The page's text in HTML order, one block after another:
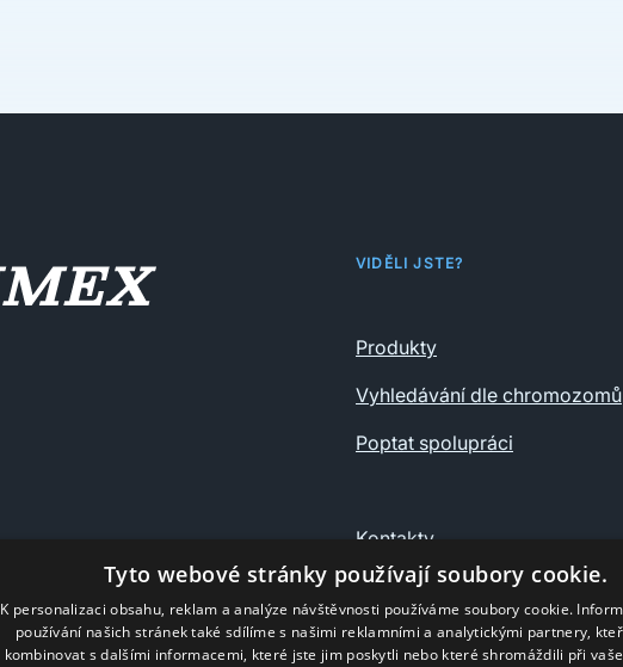
VIDĚLI JSTE?
Produkty
Vyhledávání dle chromozomů
Poptat spolupráci
Kontakty
Ochrana osobních údajů
Tyto webové stránky používají soubory cookie.
K personalizaci obsahu, reklam a analýze návštěvnosti používáme soubory cookie.
používání našich stránek také sdílíme s našimi reklamními a analytickými partnery,
kombinovat s dalšími informacemi, které jste jim poskytli nebo které shromáždili při